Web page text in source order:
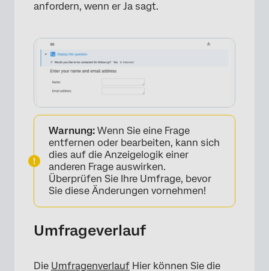
anfordern, wenn er Ja sagt.
Warnung: Wenn Sie eine Frage
entfernen oder bearbeiten, kann sich
dies auf die Anzeigelogik einer
anderen Frage auswirken.
Überprüfen Sie Ihre Umfrage, bevor
Sie diese Änderungen vornehmen!
Umfrageverlauf
Die Umfragenverlauf Hier können Sie die